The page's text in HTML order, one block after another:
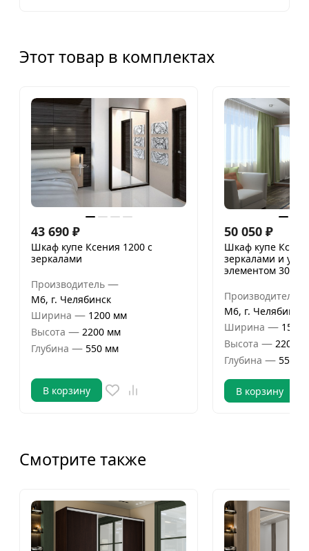
Этот товар в комплектах
43 690 ₽
Шкаф купе Ксения 1200 с
зеркалами
Производитель —
М6, г. Челябинск
Ширина — 1200 мм
Высота — 2200 мм
Глубина — 550 мм
В корзину
50 050 ₽
Шкаф купе
зеркалами и
элементом 300
Производитель
М6, г. Челябинск
Ширина — 1500
Высота — 2200
Глубина — 550
В корзину
Смотрите также